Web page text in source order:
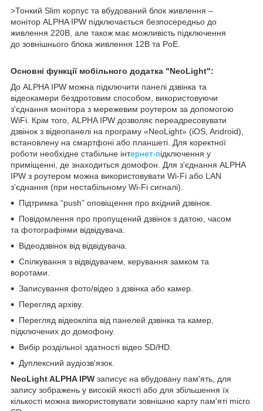
>Тонкий Slim корпус та вбудований блок живлення –
монітор ALPHA IPW підключається безпосередньо до
живлення 220В, але також має можливість підключення
до зовнішнього блока живлення 12B та PoE.
Основні функції мобільного додатка "NeoLight":
До ALPHA IPW можна підключити панелі дзвінка та
відеокамери бездротовим способом, використовуючи
з'єднання монітора з мережевим роутером за допомогою
WiFi. Крім того, ALPHA IPW дозволяє переадресовувати
дзвінок з відеопанелі на програму «NeoLight» (iOS, Android),
встановлену на смартфоні або планшеті. Для коректної
роботи необхідне стабільне інтернет-підключення у
приміщенні, де знаходиться домофон. Для з'єднання ALPHA
IPW з роутером можна використовувати Wi-Fi або LAN
з'єднання (при нестабільному Wi-Fi сигналі).
Підтримка “push” оповіщення про вхідний дзвінок.
Повідомлення про пропущений дзвінок з датою, часом
та фотографіями відвідувача.
Відеодзвінок від відвідувача.
Спілкування з відвідувачем, керування замком та
воротами.
Записування фото/відео з дзвінка або камер.
Перегляд архіву.
Перегляд відеокліпа від панелей дзвінка та камер,
підключених до домофону.
Вибір роздільної здатності відео SD/HD.
Дуплексний аудіозв'язок.
NeoLight ALPHA IPW записує на вбудовану пам'ять, для
запису зображень у високій якості або для збільшення їх
кількості можна використовувати зовнішню карту пам'яті micro